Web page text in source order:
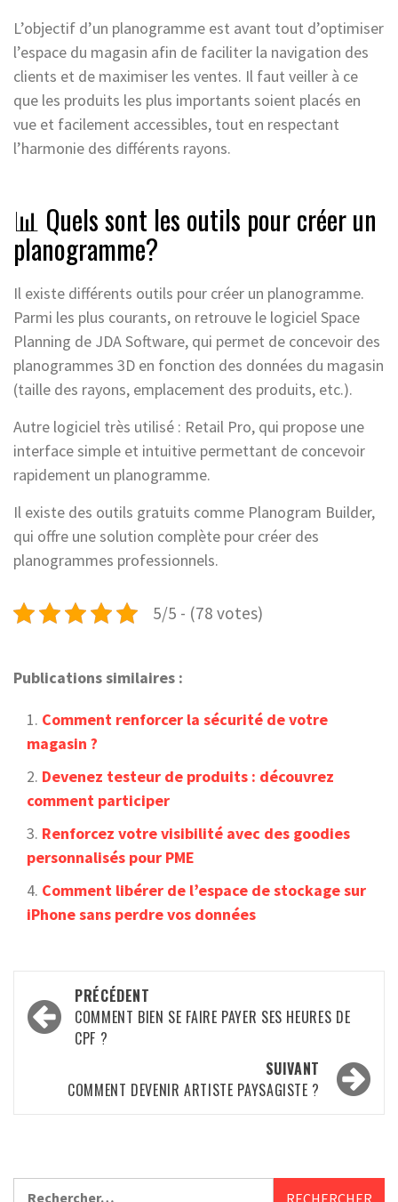
L’objectif d’un planogramme est avant tout d’optimiser
l’espace du magasin afin de faciliter la navigation des
clients et de maximiser les ventes. Il faut veiller à ce
que les produits les plus importants soient placés en
vue et facilement accessibles, tout en respectant
l’harmonie des différents rayons.
📊 Quels sont les outils pour créer un
planogramme?
Il existe différents outils pour créer un planogramme.
Parmi les plus courants, on retrouve le logiciel Space
Planning de JDA Software, qui permet de concevoir des
planogrammes 3D en fonction des données du magasin
(taille des rayons, emplacement des produits, etc.).
Autre logiciel très utilisé : Retail Pro, qui propose une
interface simple et intuitive permettant de concevoir
rapidement un planogramme.
Il existe des outils gratuits comme Planogram Builder,
qui offre une solution complète pour créer des
planogrammes professionnels.
5/5 - (78 votes)
Publications similaires :
Comment renforcer la sécurité de votre
magasin ?
Devenez testeur de produits : découvrez
comment participer
Renforcez votre visibilité avec des goodies
personnalisés pour PME
Comment libérer de l’espace de stockage sur
iPhone sans perdre vos données
Navigation
d’article
PRÉCÉDENT
COMMENT BIEN SE FAIRE PAYER SES HEURES DE
CPF ?
SUIVANT
COMMENT DEVENIR ARTISTE PAYSAGISTE ?